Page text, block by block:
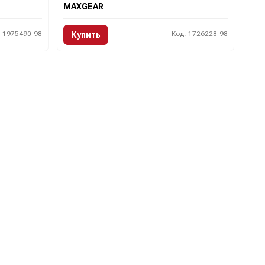
1975490-98
MAXGEAR
Купить Код: 1726228-98